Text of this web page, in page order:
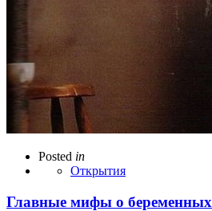
Posted in
Открытия
Главные мифы о беременных